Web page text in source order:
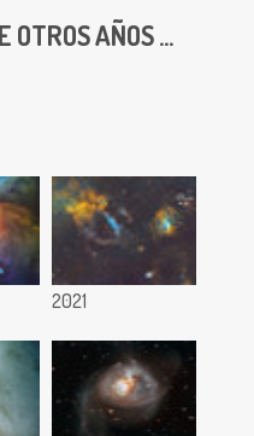
OTROS AÑOS ...
2021